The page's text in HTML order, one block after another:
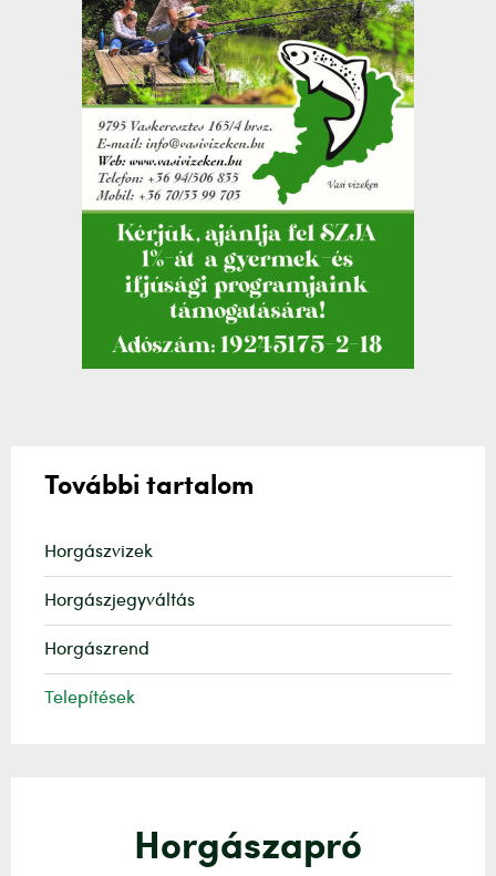
További tartalom
Horgászvizek
Horgászjegyváltás
Horgászrend
Telepítések
Horgászapró